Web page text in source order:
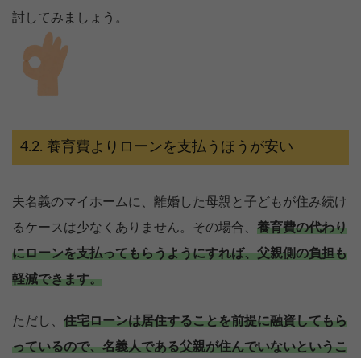
討してみましょう。
養育費よりローンを支払うほうが安い
夫名義のマイホームに、離婚した母親と子どもが住み続け
るケースは少なくありません。その場合、 養育費の代わり
にローンを支払ってもらうようにすれば、父親側の負担も
軽減できます。
ただし、 住宅ローンは居住することを前提に融資してもら
っているので、名義人である父親が住んでいないというこ